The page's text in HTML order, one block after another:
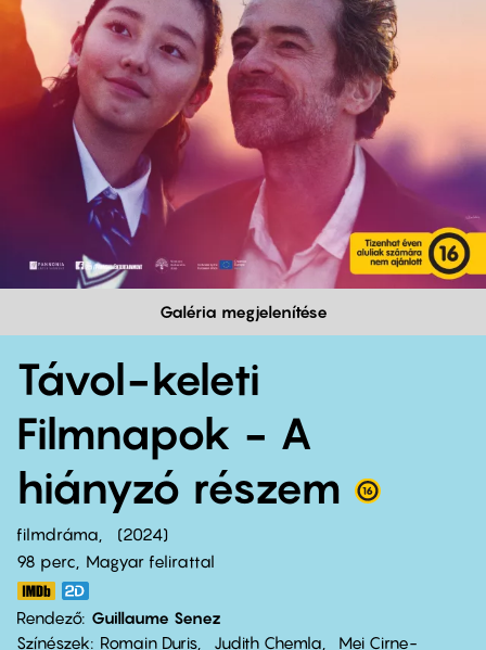
Galéria megjelenítése
Távol-keleti
Filmnapok - A
hiányzó részem
filmdráma
2024
98 perc,
Magyar felirattal
Rendező Guillaume Senez
Színészek
Romain Duris Judith Chemla
Mei Cirne-